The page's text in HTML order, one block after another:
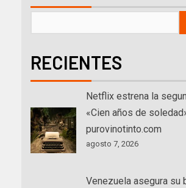
RECIENTES
Netflix estrena la
«Cien años de
purovinotinto.com
agosto 7, 2026
Venezuela asegura su